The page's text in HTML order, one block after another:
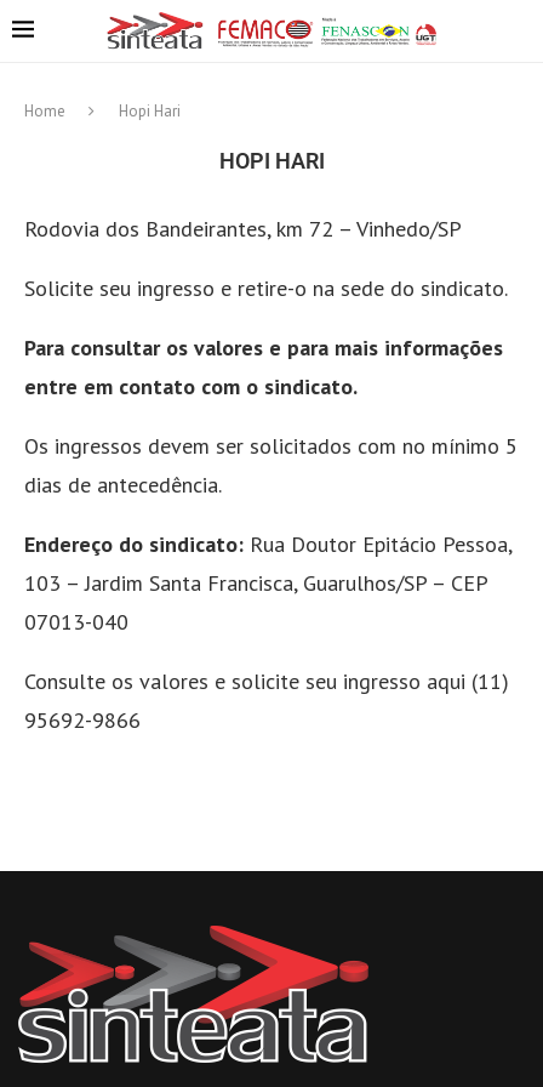
Home Hopi Hari
HOPI HARI
Rodovia dos Bandeirantes, km 72 – Vinhedo/SP
Solicite seu ingresso e retire-o na sede do sindicato.
Para consultar os valores e para mais informações
entre em contato com o sindicato.
Os ingressos devem ser solicitados com no mínimo 5
dias de antecedência.
Endereço do sindicato: Rua Doutor Epitácio Pessoa,
103 – Jardim Santa Francisca, Guarulhos/SP – CEP
07013-040
Consulte os valores e solicite seu ingresso aqui (11)
95692-9866